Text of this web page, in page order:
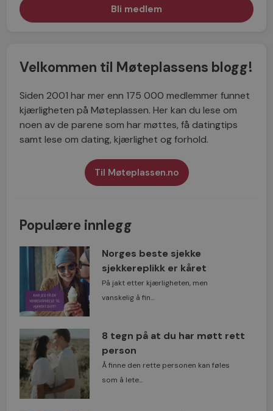
Velkommen til Møteplassens blogg!
Siden 2001 har mer enn 175 000 medlemmer funnet
kjærligheten på Møteplassen. Her kan du lese om
noen av de parene som har møttes, få datingtips
samt lese om dating, kjærlighet og forhold.
Til Møteplassen.no
Populære innlegg
Norges beste sjekke
sjekkereplikk er kåret
På jakt etter kjærligheten, men
vanskelig å fin...
8 tegn på at du har møtt rett
person
Å finne den rette personen kan føles
som å lete...